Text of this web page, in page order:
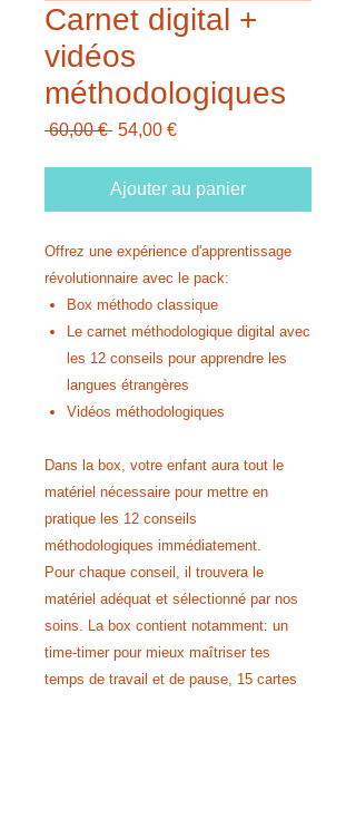
Carnet digital +
vidéos
méthodologiques
60,00 € Prix
54,00 €Prix
Ajouter au panier
Offrez une expérience d'apprentissage
révolutionnaire avec le pack:
Box méthodo classique
Le carnet méthodologique digital avec
les 12 conseils pour apprendre les
langues étrangères
Vidéos méthodologiques
Dans la box, votre enfant aura tout le
matériel nécessaire pour mettre en
pratique les 12 conseils
méthodologiques immédiatement.
Pour chaque conseil, il trouvera le
matériel adéquat et sélectionné par nos
soins. La box contient notamment: un
time-timer pour mieux maîtriser tes
temps de travail et de pause, 15 cartes